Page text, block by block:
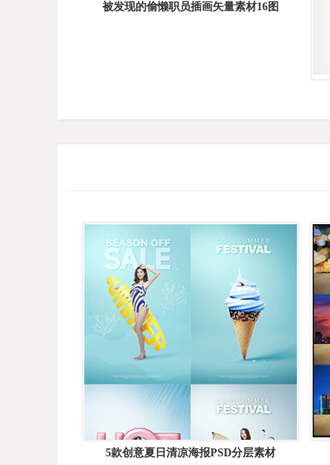
被发现的偷懒职员插画矢量素材16图
5款创意夏日清凉海报PSD分层素材